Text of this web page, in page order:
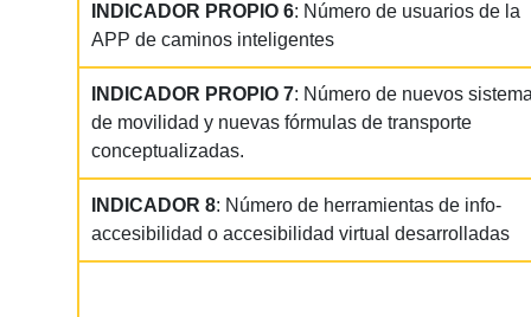
INDICADOR PROPIO 6: Número de usuarios de la
APP de caminos inteligentes
INDICADOR PROPIO 7: Número de nuevos
de movilidad y nuevas fórmulas de transporte
conceptualizadas.
INDICADOR 8: Número de herramientas de info-
accesibilidad o accesibilidad virtual desarrolladas